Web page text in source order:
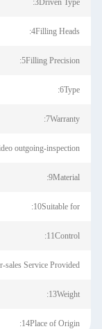
3Driven Type:
4Filling Heads:
5Filling Precision:
6Type:
7Warranty:
outgoing-inspection:
9Material:
10Suitable for:
11Control:
sales Service Provided:
13Weight:
14Place of Origin: